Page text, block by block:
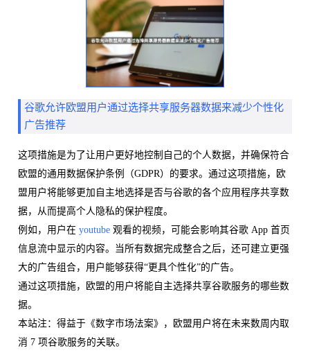
谷歌允许欧盟用户通过选择共享服务器数据来减少个性化
广告推荐
这项措施是为了让用户更好地控制自己的个人数据，并确保符合
欧盟的通用数据保护条例（GDPR）的要求。通过这项措施，欧
盟用户将能够更加自主地选择是否与谷歌的各个应用程序共享数
据，从而提高个人隐私的保护程度。
例如，用户在 youtube观看的视频，可能会影响其谷歌 App 首页
信息流中显示的内容。当所有数据完成整合之后，还可建立更强
大的广告组合，用户能够获得“更具个性化”的广告。
通过这项措施，欧盟的用户将能自主选择共享谷歌服务的哪些数
据。
本站注：得益于《数字市场法案》，欧盟用户将在未来数周内取
消 7 项谷歌服务的关联。